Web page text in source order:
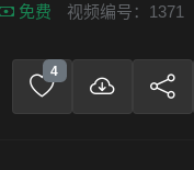
免费 视频编号：1371
4